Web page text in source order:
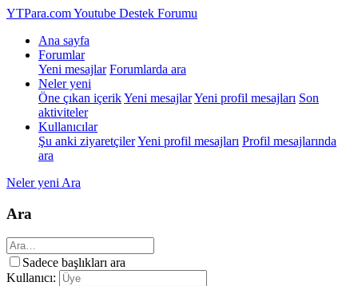
YTPara.comYoutube Destek Forumu
Ana sayfa
Forumlar
Yeni mesajlar Forumlarda ara
Neler yeni
Öne çıkan içerikYeni mesajlarYeni profil mesajları Son
aktiviteler
Kullanıcılar
Şu anki ziyaretçilerYeni profil mesajları Profil mesajlarında
ara
Neler yeni Ara
Ara
Sadece başlıkları ara
Kullanıcı: